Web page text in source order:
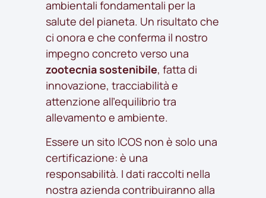
ambientali fondamentali per la
salute del pianeta. Un risultato che
ci onora e che conferma il nostro
impegno concreto verso una
zootecnia sostenibile, fatta di
innovazione, tracciabilità e
attenzione all’equilibrio tra
allevamento e ambiente.
Essere un sito ICOS non è solo una
certificazione: è una
responsabilità. I dati raccolti nella
nostra azienda contribuiranno alla